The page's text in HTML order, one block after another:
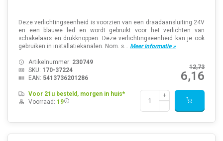
Deze verlichtingseenheid is voorzien van een draadaansluiting 24V
en een blauwe led en wordt gebruikt voor het verlichten van
schakelaars en drukknoppen. Deze verlichtingseenheid kan je ook
gebruiken in installatiekanalen. Nom. s... Meer informatie »
12,73
6,16
Artikelnummer: 230749
SKU: 170-37224
EAN: 5413736201286
Voor 21u besteld, morgen in huis*
Voorraad: 19